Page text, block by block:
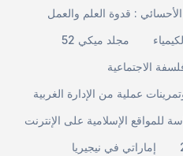
: قدوة العلم والعمل
مجلد ميكي 52
الاجتماعية
عملية من الإدارة الغربية
للمواقع الإسلامية على الإنترنت
إماراتي في نيجيريا